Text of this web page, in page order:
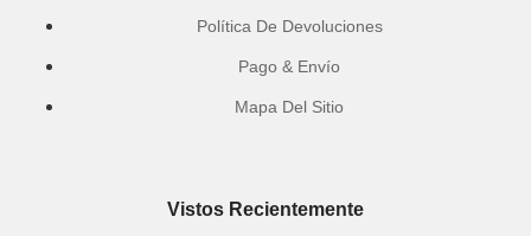
Política De Devoluciones
Pago & Envío
Mapa Del Sitio
Vistos Recientemente